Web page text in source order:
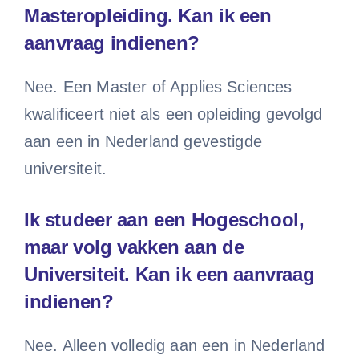
Masteropleiding. Kan ik een
aanvraag indienen?
Nee. Een Master of Applies Sciences
kwalificeert niet als een opleiding gevolgd
aan een in Nederland gevestigde
universiteit.
Ik studeer aan een Hogeschool,
maar volg vakken aan de
Universiteit. Kan ik een aanvraag
indienen?
Nee. Alleen volledig aan een in Nederland